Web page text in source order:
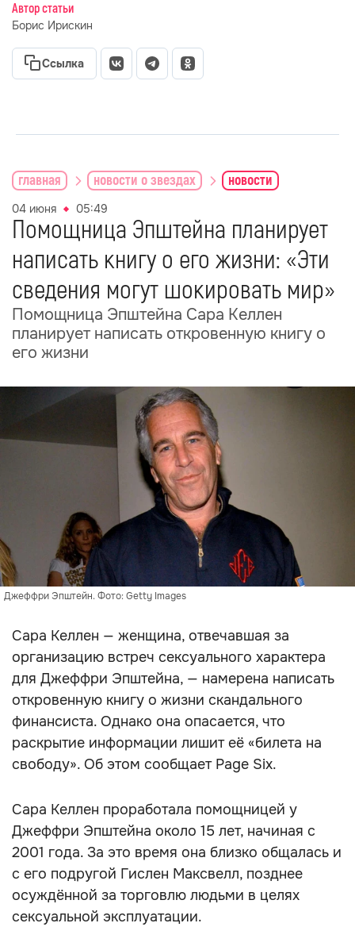
Автор статьи
Борис Ирискин
Ссылка
главная новости о звездах новости
04 июня 05:49
Помощница Эпштейна планирует
написать книгу о его жизни: «Эти
сведения могут шокировать мир»
Помощница Эпштейна Сара Келлен
планирует написать откровенную книгу о
его жизни
Джеффри Эпштейн. Фото: Getty Images
Сара Келлен — женщина, отвечавшая за
организацию встреч сексуального характера
для Джеффри Эпштейна, — намерена написать
откровенную книгу о жизни скандального
финансиста. Однако она опасается, что
раскрытие информации лишит её «билета на
свободу». Об этом сообщает Page Six.
Сара Келлен проработала помощницей у
Джеффри Эпштейна около 15 лет, начиная с
2001 года. За это время она близко общалась и
с его подругой Гислен Максвелл, позднее
осуждённой за торговлю людьми в целях
сексуальной эксплуатации.